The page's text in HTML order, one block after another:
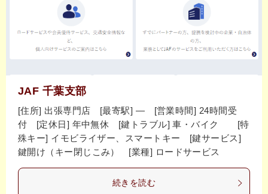
JAF 千葉支部
[住所] 出張専門店 [最寄駅] ― [営業時間] 24時間受
付 [定休日] 年中無休 [鍵トラブル] 車・バイク [特
殊キー] イモビライザー、スマートキー [鍵サービス]
鍵開け（キー閉じこみ） [業種] ロードサービス
続きを読む